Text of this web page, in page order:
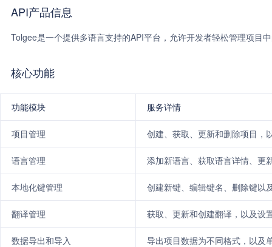
API产品信息
Tolgee是一个提供多语言支持的API平台，允许开发者轻松管理项目
核心功能
功能模块 服务详情
项目管理 创建、获取、更新和删除项目，
语言管理 添加新语言、获取语言详情、更
本地化键管理 创建新键、编辑键名、删除键以
翻译管理 获取、更新和创建翻译，以及设
数据导出和导入 导出项目数据为不同格式，以及